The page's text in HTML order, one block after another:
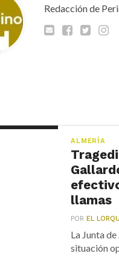
Redacción de
ALMERÍA
llamas
POREL
La Junta
situación